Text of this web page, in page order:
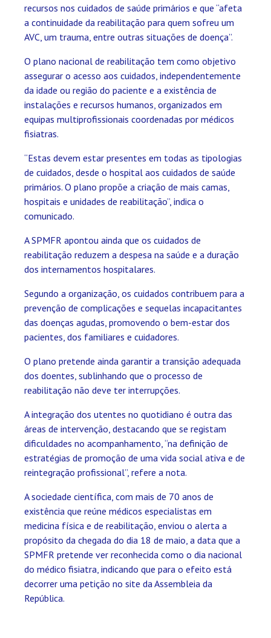
recursos nos cuidados de saúde primários e que “afeta
a continuidade da reabilitação para quem sofreu um
AVC, um trauma, entre outras situações de doença”.
O plano nacional de reabilitação tem como objetivo
assegurar o acesso aos cuidados, independentemente
da idade ou região do paciente e a existência de
instalações e recursos humanos, organizados em
equipas multiprofissionais coordenadas por médicos
fisiatras.
“Estas devem estar presentes em todas as tipologias
de cuidados, desde o hospital aos cuidados de saúde
primários. O plano propõe a criação de mais camas,
hospitais e unidades de reabilitação”, indica o
comunicado.
A SPMFR apontou ainda que os cuidados de
reabilitação reduzem a despesa na saúde e a duração
dos internamentos hospitalares.
Segundo a organização, os cuidados contribuem para a
prevenção de complicações e sequelas incapacitantes
das doenças agudas, promovendo o bem-estar dos
pacientes, dos familiares e cuidadores.
O plano pretende ainda garantir a transição adequada
dos doentes, sublinhando que o processo de
reabilitação não deve ter interrupções.
A integração dos utentes no quotidiano é outra das
áreas de intervenção, destacando que se registam
dificuldades no acompanhamento, “na definição de
estratégias de promoção de uma vida social ativa e de
reintegração profissional”, refere a nota.
A sociedade científica, com mais de 70 anos de
existência que reúne médicos especialistas em
medicina física e de reabilitação, enviou o alerta a
propósito da chegada do dia 18 de maio, a data que a
SPMFR pretende ver reconhecida como o dia nacional
do médico fisiatra, indicando que para o efeito está
decorrer uma petição no site da Assembleia da
República.